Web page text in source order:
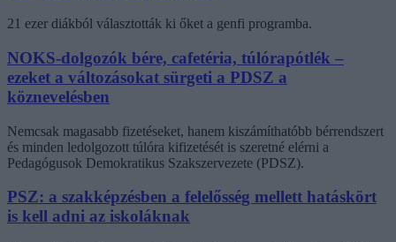
21 ezer diákból választották ki őket a genfi programba.
NOKS-dolgozók bére, cafetéria, túlórapótlék –
ezeket a változásokat sürgeti a PDSZ a
köznevelésben
Nemcsak magasabb fizetéseket, hanem kiszámíthatóbb bérrendszert
és minden ledolgozott túlóra kifizetését is szeretné elérni a
Pedagógusok Demokratikus Szakszervezete (PDSZ).
PSZ: a szakképzésben a felelősség mellett hatáskört
is kell adni az iskoláknak